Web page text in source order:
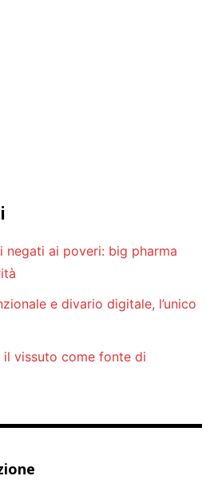
negati ai poveri: big pharma
e divario digitale, l’unico
il vissuto come fonte di